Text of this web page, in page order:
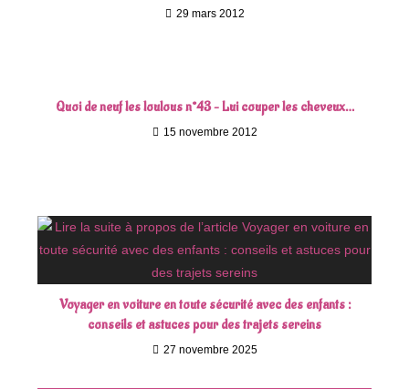
29 mars 2012
Quoi de neuf les loulous n°43 – Lui couper les cheveux…
15 novembre 2012
Voyager en voiture en toute sécurité avec des enfants :
conseils et astuces pour des trajets sereins
27 novembre 2025